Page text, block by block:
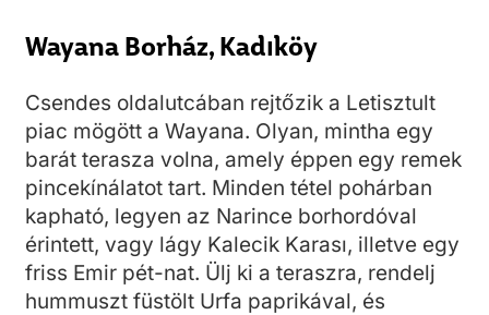
Wayana Borház, Kadıköy
Csendes oldalutcában rejtőzik a Letisztult
piac mögött a Wayana. Olyan, mintha egy
barát terasza volna, amely éppen egy remek
pincekínálatot tart. Minden tétel pohárban
kapható, legyen az Narince borhordóval
érintett, vagy lágy Kalecik Karası, illetve egy
friss Emir pét-nat. Ülj ki a teraszra, rendelj
hummuszt füstölt Urfa paprikával, és